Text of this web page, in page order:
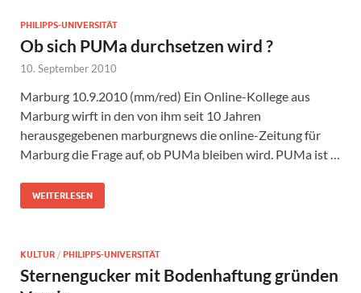
PHILIPPS-UNIVERSITÄT
Ob sich PUMa durchsetzen wird ?
10. September 2010
Marburg 10.9.2010 (mm/red) Ein Online-Kollege aus
Marburg wirft in den von ihm seit 10 Jahren
herausgegebenen marburgnews die online-Zeitung für
Marburg die Frage auf, ob PUMa bleiben wird. PUMa ist …
WEITERLESEN
KULTUR / PHILIPPS-UNIVERSITÄT
Sternengucker mit Bodenhaftung gründen